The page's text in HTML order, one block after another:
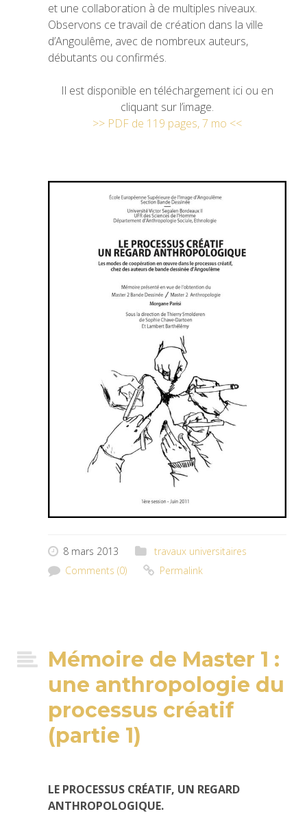
et une collaboration à de multiples niveaux.
Observons ce travail de création dans la ville
d’Angoulême, avec de nombreux auteurs,
débutants ou confirmés.
Il est disponible en téléchargement ici ou en
cliquant sur l’image.
>> PDF de 119 pages, 7 mo <<
8 mars 2013
travaux universitaires
Comments (0)
Permalink
Mémoire de Master 1 :
une anthropologie du
processus créatif
(partie 1)
LE PROCESSUS CRÉATIF, UN REGARD
ANTHROPOLOGIQUE.